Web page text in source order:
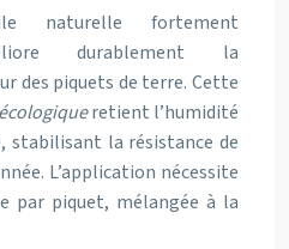
naturelle fortement
durablement la
des piquets de terre. Cette
retient l’humidité
stabilisant la résistance de
L’application nécessite
par piquet, mélangée à la